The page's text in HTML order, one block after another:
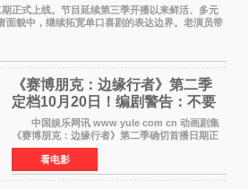
式上线。节目延续第三季开播以来鲜活、多元
面貌中，继续拓宽单口喜剧的表达边界。老演员带
归，新面孔则
《赛博朋克：边缘行者》第二季
定档10月20日！编剧警告：不要
对角色投入太深
中国娱乐网讯 www yule com cn 动画剧集
《赛博朋克：边缘行者》第二季确切首播日期正
式敲定——将于10月20日在Netflix全球上线。此
前，Netflix韩国官方账号曾短暂出现这一日期信
息，随后迅
看电影